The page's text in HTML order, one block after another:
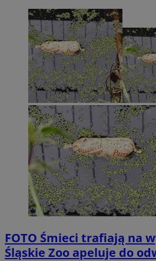
FOTO Śmieci trafiają na
Śląskie Zoo apeluje do